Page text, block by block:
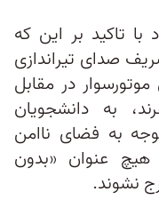
با تاکید بر این که
صدای تیراندازی
در مقابل
به دانشجویان
به فضای ناامن
هیچ عنوان «بدون
نشوند.